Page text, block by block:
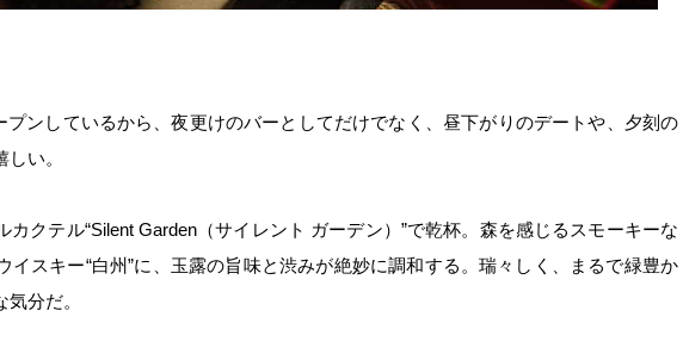
プンしているから、夜更けのバーとしてだけでなく、昼下がりのデートや、夕刻の
い。
カクテル“Silent Garden（サイレント ガーデン）”で乾杯。森を感じるスモーキーな
イスキー“白州”に、玉露の旨味と渋みが絶妙に調和する。瑞々しく、まるで緑豊か
分だ。